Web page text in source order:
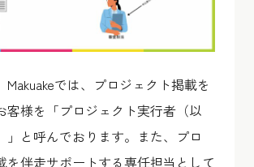
Makuakeでは、プロジェクト掲載を
客様を「プロジェクト実行者（以
」と呼んでおります。また、プロ
を伴走サポートする専任担当として